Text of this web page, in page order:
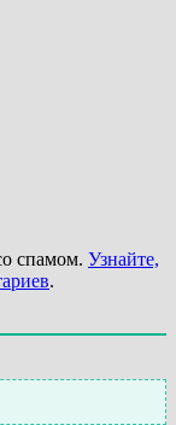
спамом. Узнайте,
.